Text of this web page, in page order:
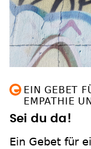
EIN GEBET
EMPATHIE
Sei du da!
Ein Gebet für